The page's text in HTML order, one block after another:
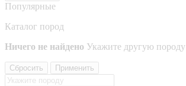
Популярные
Каталог пород
Ничего не найдено Укажите другую породу
Сбросить Применить